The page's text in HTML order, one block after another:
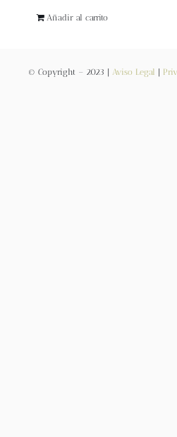
Añadir al carrito
© Copyright – 2023 | Aviso Legal